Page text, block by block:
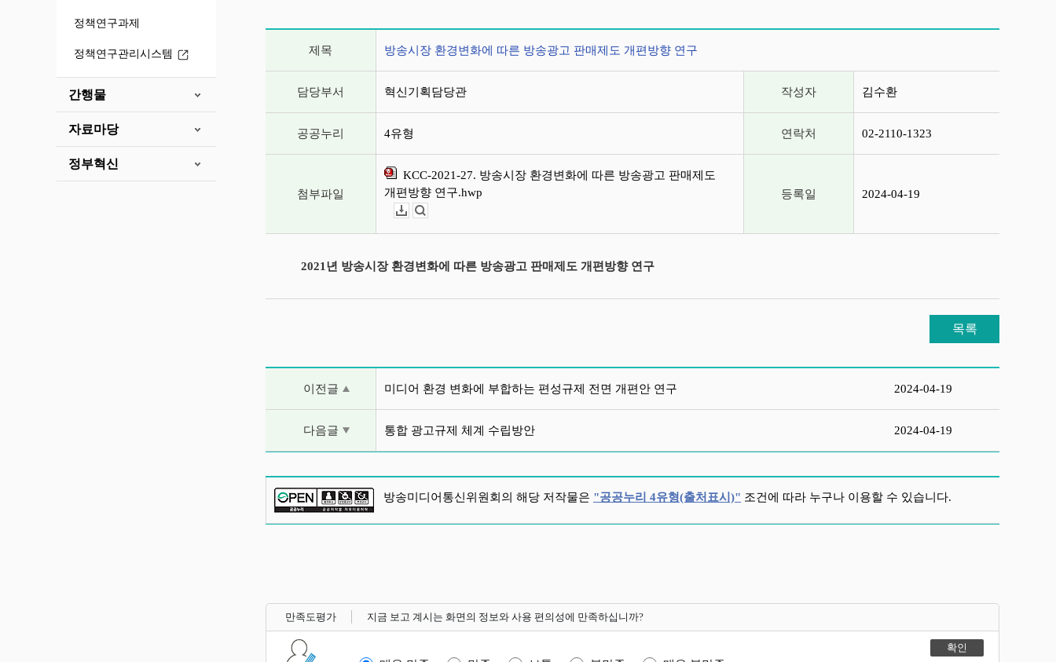
정책연구과제
정책연구관리시스템
간행물
자료마당
정부혁신
제목 방송시장 환경변화에 따른 방송광고 판매제도 개편방향 연구
담당부서 혁신기획담당관 작성자 김수환
공공누리 4유형 연락처 02-2110-1323
첨부파일
KCC-2021-27. 방송시장 환경변화에 따른 방송광고 판매제도
개편방향 연구.hwp
등록일 2024-04-19
2021년 방송시장 환경변화에 따른 방송광고 판매제도 개편방향 연구
목록
이전글 미디어 환경 변화에 부합하는 편성규제 전면 개편안 연구 2024-04-19
다음글 통합 광고규제 체계 수립방안 2024-04-19
방송미디어통신위원회의 해당 저작물은 "공공누리 4유형(출처표시)" 조건에 따라 누구나 이용할 수 있습니다.
만족도평가 지금 보고 계시는 화면의 정보와 사용 편의성에 만족하십니까?